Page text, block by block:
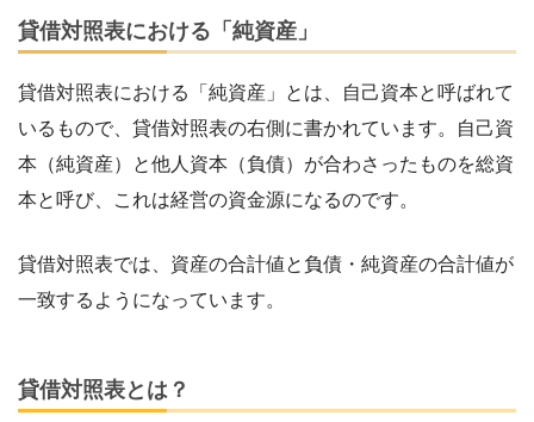
貸借対照表における「純資産」
貸借対照表における「純資産」とは、自己資本と呼ばれて
いるもので、貸借対照表の右側に書かれています。自己資
本（純資産）と他人資本（負債）が合わさったものを総資
本と呼び、これは経営の資金源になるのです。
貸借対照表では、資産の合計値と負債・純資産の合計値が
一致するようになっています。
貸借対照表とは？